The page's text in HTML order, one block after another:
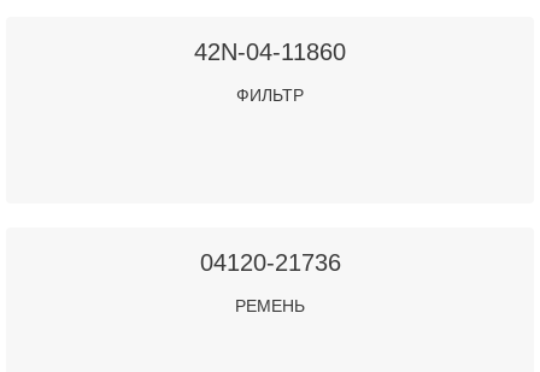
42N-04-11860
ФИЛЬТР
04120-21736
РЕМЕНЬ